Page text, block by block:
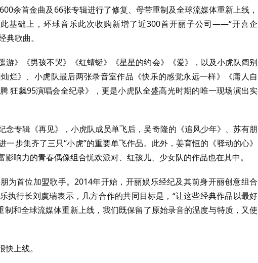
余首金曲及66张专辑进行了修复、母带重制及全球流媒体重新上线，
基础上，环球音乐此次收购新增了近300首开丽子公司——“开喜企
典歌曲。
游》《男孩不哭》《红蜻蜓》《星星的约会》《爱》，以及小虎队阔别
烂》、小虎队最后两张录音室作品《快乐的感觉永远一样》《庸人自
狂飙95演唱会全纪录》，更是小虎队全盛高光时期的唯一现场演出实
念专辑《再见》，小虎队成员单飞后，吴奇隆的《追风少年》、苏有朋
步集齐了三只“小虎”的重要单飞作品。此外，姜育恒的《驿动的心》
响力的青春偶像组合忧欢派对、红孩儿、少女队的作品也在其中。
为首位加盟歌手。2014年开始，开丽娱乐经纪及其前身开丽创意组合
执行长刘虞瑞表示，几方合作的共同目标是，“让这些经典作品以最好
制和全球流媒体重新上线，我们既保留了原始录音的温度与特质，又使
上线。